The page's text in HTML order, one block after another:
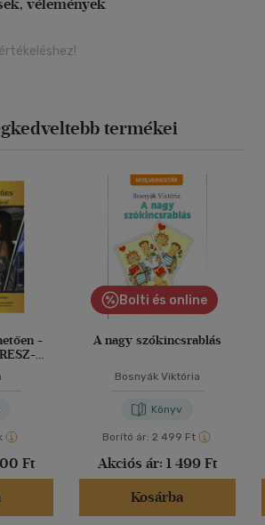
vélemények
termékei
-
Ft
Bolti és online
A nagy szókincsrablás
Bosnyák Viktória
Könyv
Borító ár: 2 499 Ft
Akciós ár: 1 499 Ft
Kosárba